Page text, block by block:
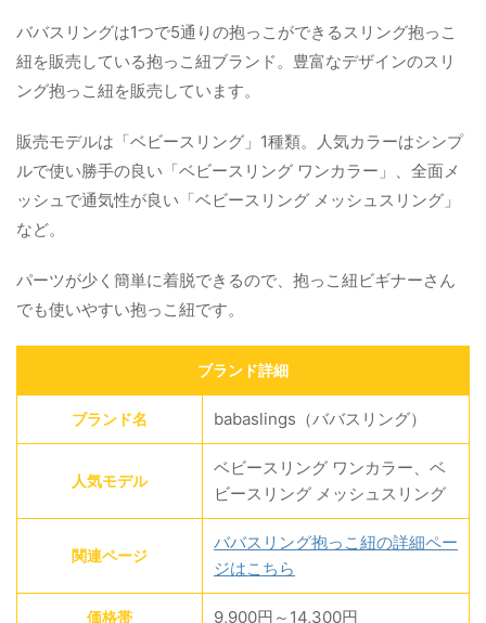
ババスリングは1つで5通りの抱っこができるスリング抱っこ
紐を販売している抱っこ紐ブランド。豊富なデザインのスリ
ング抱っこ紐を販売しています。
販売モデルは「ベビースリング」1種類。人気カラーはシンプ
ルで使い勝手の良い「ベビースリング ワンカラー」、全面メ
ッシュで通気性が良い「ベビースリング メッシュスリング」
など。
パーツが少く簡単に着脱できるので、抱っこ紐ビギナーさん
でも使いやすい抱っこ紐です。
ブランド詳細
ブランド名 babaslings（ババスリング）
人気モデル
ベビースリング ワンカラー、ベ
ビースリング メッシュスリング
関連ページ
ババスリング抱っこ紐の詳細ペー
ジはこちら
価格帯 9,900円～14,300円